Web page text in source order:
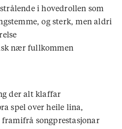
i hovedrollen som
og sterk, men aldri
nær fullkommen
der alt klaffar
spel over heile lina,
songprestasjonar